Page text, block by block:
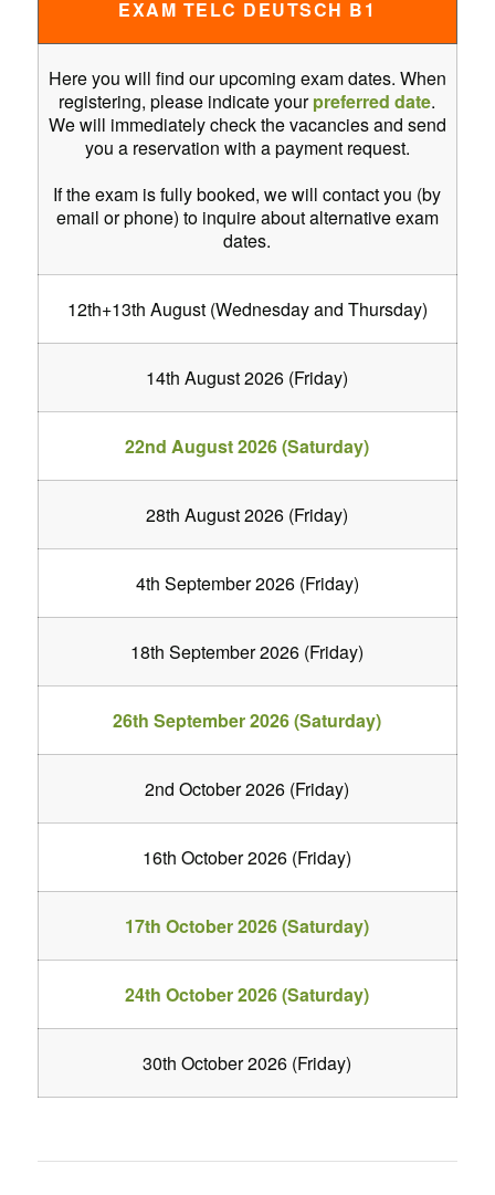
EXAM TELC DEUTSCH B1
Here you will find our upcoming exam dates. When
registering, please indicate yourpreferred date.
We will immediately check the vacancies and send
you a reservation with a payment request.
If the exam is fully booked, we will contact you (by
email or phone) to inquire about alternative exam
dates.
12th+13th August (Wednesday and Thursday)
14th August 2026 (Friday)
22nd August 2026 (Saturday)
28th August 2026 (Friday)
4th September 2026 (Friday)
18th September 2026 (Friday)
26th September 2026 (Saturday)
2nd October 2026 (Friday)
16th October 2026 (Friday)
17th October 2026 (Saturday)
24th October 2026 (Saturday)
30th October 2026 (Friday)